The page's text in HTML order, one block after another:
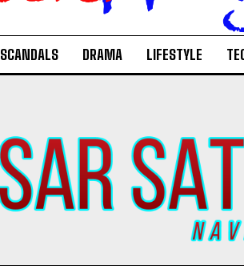
SCANDALS DRAMA LIFESTYLE